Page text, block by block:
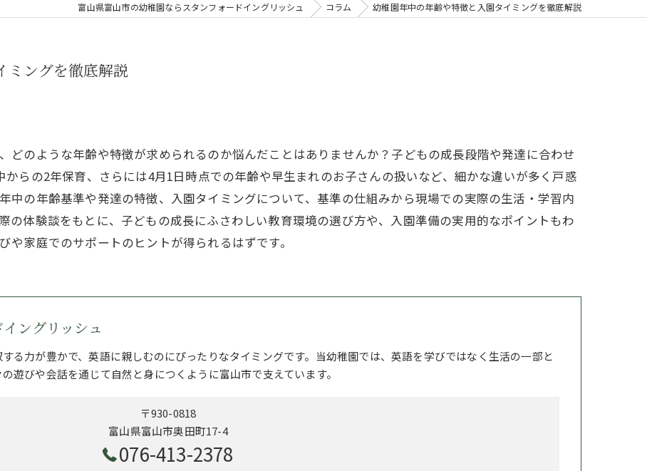
富山県富山市の幼稚園ならスタンフォードイングリッシュ コラム 幼稚園年中の年齢や特徴と入園タイミングを徹底解説
ミングを徹底解説
どのような年齢や特徴が求められるのか悩んだことはありませんか？子どもの成長段階や発達に合わせ
らの2年保育、さらには4月1日時点での年齢や早生まれのお子さんの扱いなど、細かな違いが多く戸惑
中の年齢基準や発達の特徴、入園タイミングについて、基準の仕組みから現場での実際の生活・学習内
の体験談をもとに、子どもの成長にふさわしい教育環境の選び方や、入園準備の実用的なポイントもわ
家庭でのサポートのヒントが得られるはずです。
ングリッシュ
る力が豊かで、英語に親しむのにぴったりなタイミングです。当幼稚園では、英語を学びではなく生活の一部と
遊びや会話を通じて自然と身につくように富山市で支えています。
〒930-0818
富山県富山市奥田町17-4
076-413-2378